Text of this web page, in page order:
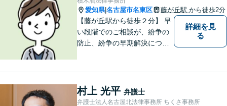
愛知県|名古屋市名東区 藤が丘駅 から徒歩2分
【藤が丘駅から徒歩２分】 早
い段階でのご相談が、紛争の
防止、紛争の早期解決につな
詳細を見
る
村上 光平 弁護士
弁護士法人名古屋北法律事務所 ちくさ事務所